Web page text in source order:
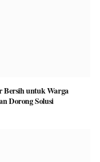
untuk Warga
Dorong Solusi